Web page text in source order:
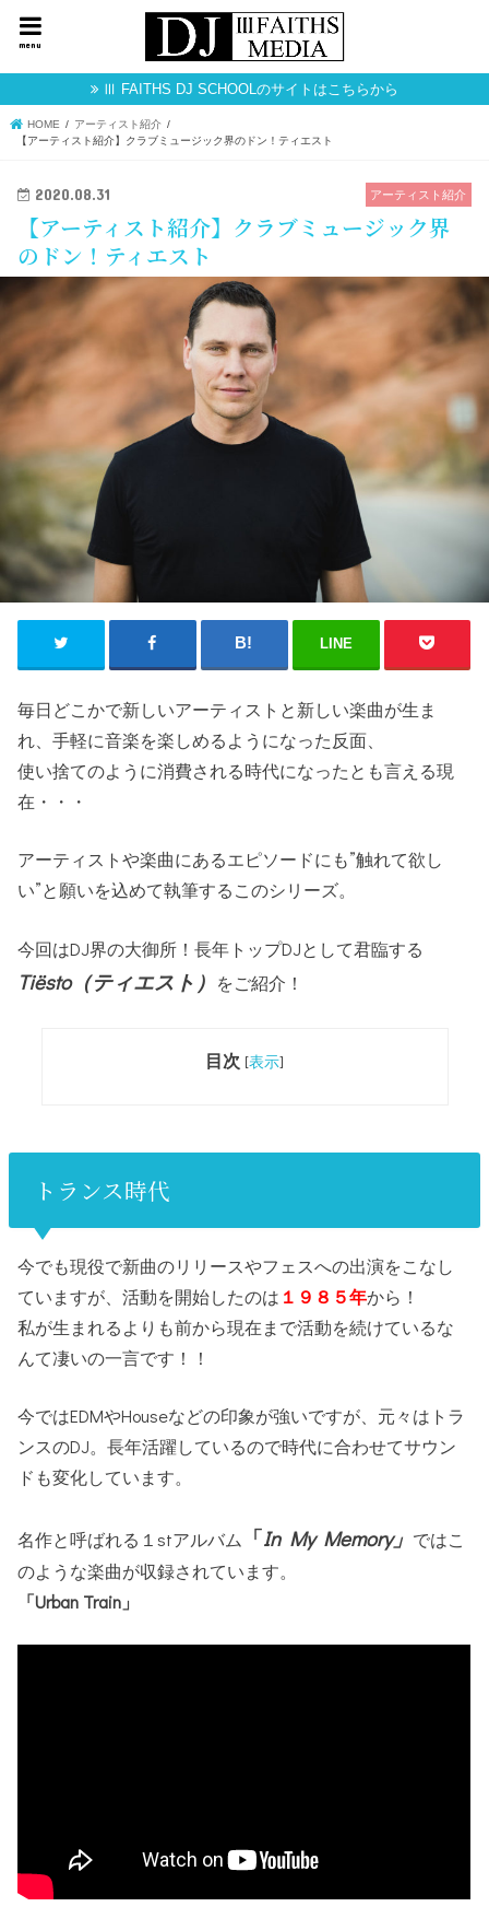
menu
Ⅲ FAITHS DJ SCHOOLのサイトはこちらから
HOME
アーティスト紹介
【アーティスト紹介】クラブミュージック界のドン！ティエスト
アーティスト紹介
2020.08.31
【アーティスト紹介】クラブミュージック界
のドン！ティエスト
LINE
毎日どこかで新しいアーティストと新しい楽曲が生ま
れ、手軽に音楽を楽しめるようになった反面、
使い捨てのように消費される時代になったとも言える現
在・・・
アーティストや楽曲にあるエピソードにも”触れて欲し
い”と願いを込めて執筆するこのシリーズ。
今回はDJ界の大御所！長年トップDJとして君臨する
Tiësto（ティエスト） をご紹介！
目次 [表示]
トランス時代
今でも現役で新曲のリリースやフェスへの出演をこなし
ていますが、活動を開始したのは １９８５年から！
私が生まれるよりも前から現在まで活動を続けているな
んて凄いの一言です！！
今ではEDMやHouseなどの印象が強いですが、元々はトラ
ンスのDJ。長年活躍しているので時代に合わせてサウン
ドも変化しています。
名作と呼ばれる１stアルバム 「In My Memory」 ではこ
のような楽曲が収録されています。
「Urban Train」